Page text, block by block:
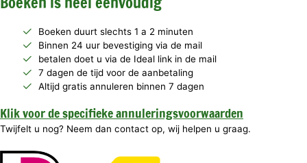
Boeken duurt slechts 1 a 2 minuten
Binnen 24 uur bevestiging via de mail
betalen doet u via de Ideal link in de mail
7 dagen de tijd voor de aanbetaling
Altijd gratis annuleren binnen 7 dagen
Klik voor de specifieke annuleringsvoorwaarden
Twijfelt u nog? Neem dan contact op, wij helpen u graag.